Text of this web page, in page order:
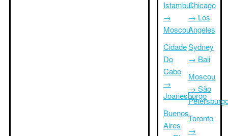
Istambul
→
Moscou
Cidade
Do
Cabo
→
Joanesburgo
Buenos
Aires
Chicago
→ Los
Angeles
Sydney
→ Bali
Moscou
→ São
Toronto
→